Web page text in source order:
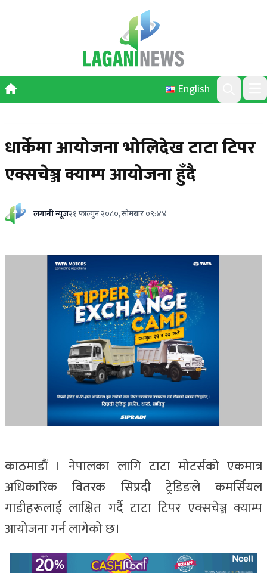
English
Search
धार्केमा आयोजना भोलिदेख टाटा टिपर
एक्सचेञ्ज क्याम्प आयोजना हुँदै
लगानी न्यूज२१ फाल्गुन २०८०, सोमबार ०९:४४
काठमाडौं । नेपालका लागि टाटा मोटर्सको एकमात्र
अधिकारिक वितरक सिप्रदी ट्रेडिङले कमर्सियल
गाडीहरूलाई लाक्षित गर्दै टाटा टिपर एक्सचेञ्ज क्याम्प
आयोजना गर्न लागेको छ।